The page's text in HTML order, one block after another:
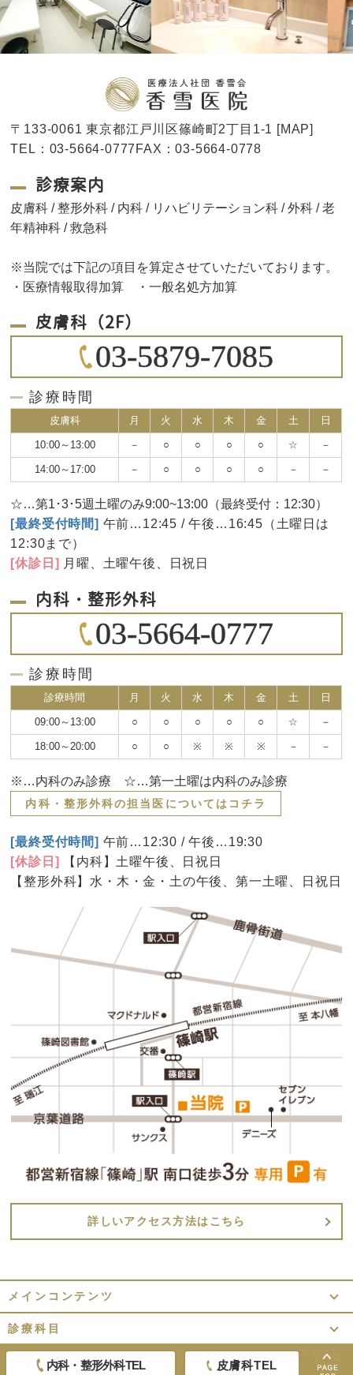
内科・整形外科TEL 皮膚科TEL
〒133-0061 東京都江戸川区篠崎町2丁目1-1 [MAP]
TEL：03-5664-0777FAX：03-5664-0778
診療案内
皮膚科 / 整形外科 / 内科 / リハビリテーション科 / 外科 / 老
年精神科 / 救急科
※当院では下記の項目を算定させていただいております。
・医療情報取得加算 ・一般名処方加算
皮膚科（2F）
03-5879-7085
診療時間
皮膚科 月 火 水 木 金 土 日
10:00～13:00 － ○ ○ ○ ○ ☆ －
14:00～17:00 － ○ ○ ○ ○ － －
☆…第1･3･5週土曜のみ9:00~13:00（最終受付：12:30）
[最終受付時間] 午前…12:45 / 午後…16:45（土曜日は
12:30まで）
[休診日] 月曜、土曜午後、日祝日
内科・整形外科
03-5664-0777
診療時間
診療時間 月 火 水 木 金 土 日
09:00～13:00 ○ ○ ○ ○ ○ ☆ －
18:00～20:00 ○ ○ ※ ※ ※ － －
※…内科のみ診療 ☆…第一土曜は内科のみ診療
内科・整形外科の担当医についてはコチラ
[最終受付時間] 午前…12:30 / 午後…19:30
[休診日]
【内科】土曜午後、日祝日
【整形外科】水・木・金・土の午後、第一土曜、日祝日
詳しいアクセス方法はこちら
メインコンテンツ
診療科目
Copyright ©
東京都江戸川区篠崎の皮膚科・内科・整形外科・リハビ
リテーション｜香雪医院.
All Rights Reserved.